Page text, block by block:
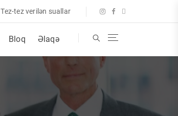
Tez-tez verilən suallar
Bloq Əlaqə